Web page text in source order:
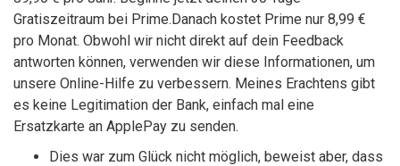
Gratiszeitraum bei Prime.Danach kostet Prime nur 8,99 €
pro Monat. Obwohl wir nicht direkt auf dein Feedback
antworten können, verwenden wir diese Informationen, um
unsere Online-Hilfe zu verbessern. Meines Erachtens gibt
es keine Legitimation der Bank, einfach mal eine
Ersatzkarte an ApplePay zu senden.
Dies war zum Glück nicht möglich, beweist aber, dass